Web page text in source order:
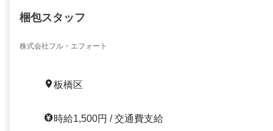
梱包スタッフ
株式会社フル・エフォート
板橋区
時給1,500円 / 交通費支給